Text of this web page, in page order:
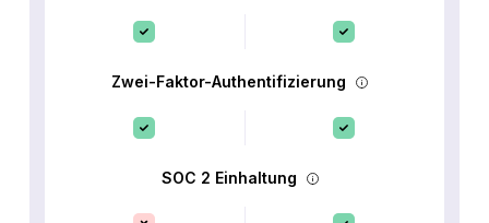
Zwei-Faktor-Authentifizierung
SOC 2 Einhaltung